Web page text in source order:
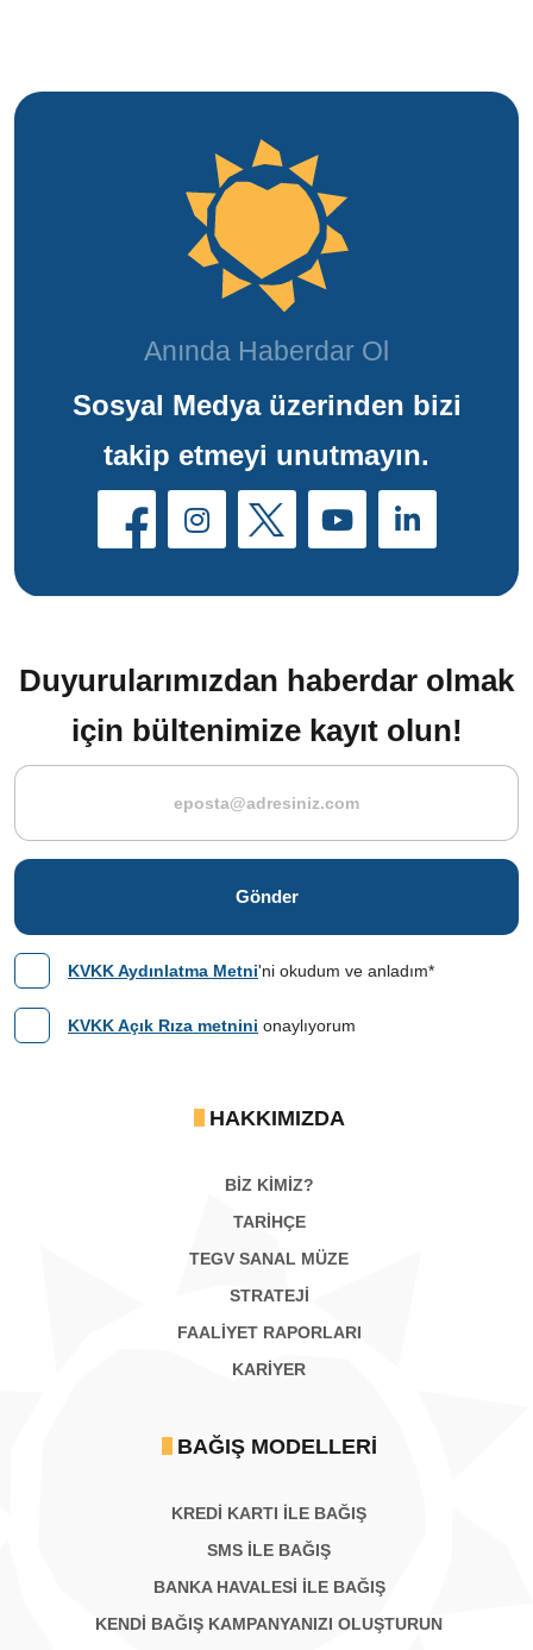
Anında Haberdar Ol
Sosyal Medya üzerinden bizi
takip etmeyi unutmayın.
Duyurularımızdan haberdar olmak
için bültenimize kayıt olun!
Gönder
KVKK Aydınlatma Metni'ni okudum ve anladım*
KVKK Açık Rıza metnini onaylıyorum
HAKKIMIZDA
BİZ KİMİZ?
TARİHÇE
TEGV SANAL MÜZE
STRATEJİ
FAALİYET RAPORLARI
KARIYER
BAĞIŞ MODELLERI
KREDİ KARTI İLE BAĞIŞ
SMS İLE BAĞIŞ
BANKA HAVALESİ İLE BAĞIŞ
KENDİ BAĞIŞ KAMPANYANIZI OLUŞTURUN